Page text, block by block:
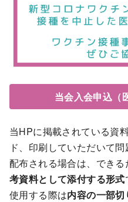
当会入会申込（
当HPに掲載されている資
ド、印刷していただいて問
配布される場合は、できる
考資料として添付する形式
使用する際は内容の一部